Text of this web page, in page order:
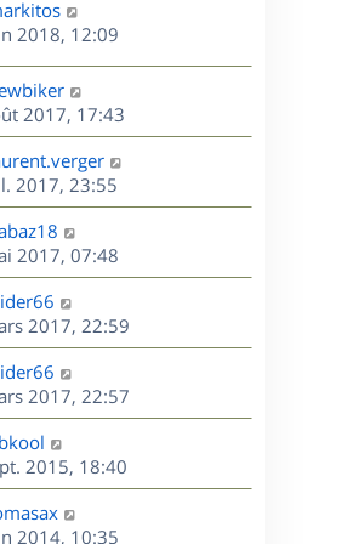
2018, 12:09
2017, 17:43
2017, 23:55
2017, 07:48
2017, 22:59
2017, 22:57
2015, 18:40
2014, 10:35